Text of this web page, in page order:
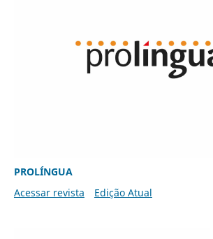
PROLÍNGUA
Acessar revista
Edição Atual